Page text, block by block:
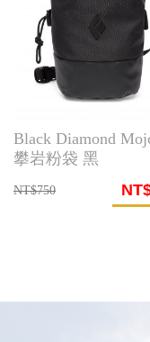
Black Diamond
攀岩粉袋 黑
NT$750